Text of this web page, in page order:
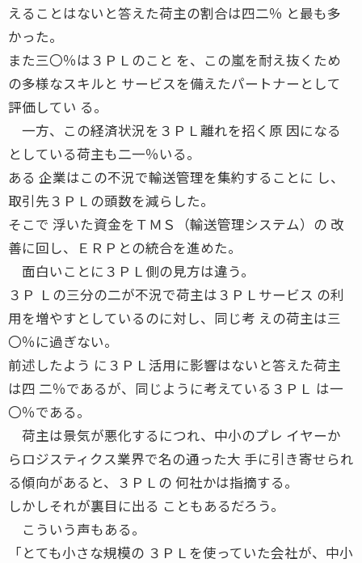
えることはないと答えた荷主の割合は四二％ と最も多
かった。
また三〇％は３ＰＬのこと を、この嵐を耐え抜くため
の多様なスキルと サービスを備えたパートナーとして
評価してい る。
一方、この経済状況を３ＰＬ離れを招く原 因になる
としている荷主も二一％いる。
ある 企業はこの不況で輸送管理を集約することに し、
取引先３ＰＬの頭数を減らした。
そこで 浮いた資金をＴＭＳ（輸送管理システム）の 改
善に回し、ＥＲＰとの統合を進めた。
面白いことに３ＰＬ側の見方は違う。
３Ｐ Ｌの三分の二が不況で荷主は３ＰＬサービス の利
用を増やすとしているのに対し、同じ考 えの荷主は三
〇％に過ぎない。
前述したよう に３ＰＬ活用に影響はないと答えた荷主
は四 二％であるが、同じように考えている３ＰＬ は一
〇％である。
荷主は景気が悪化するにつれ、中小のプレ イヤーか
らロジスティクス業界で名の通った大 手に引き寄せられ
る傾向があると、３ＰＬの 何社かは指摘する。
しかしそれが裏目に出る こともあるだろう。
こういう声もある。
「とても小さな規模の ３ＰＬを使っていた会社が、中小